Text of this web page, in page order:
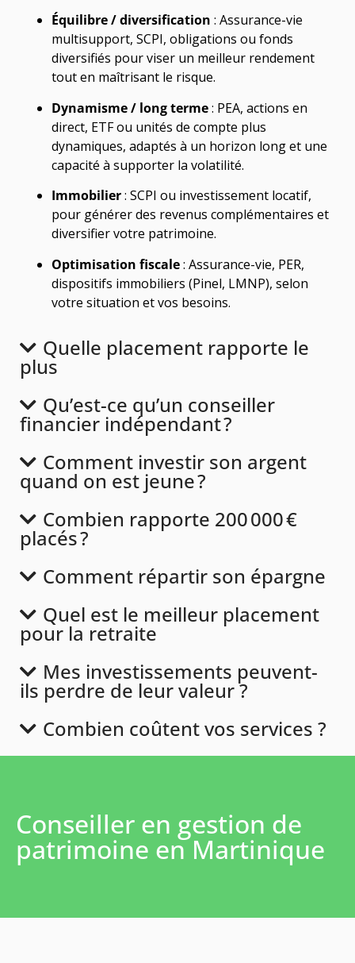
Équilibre / diversification : Assurance-vie
multisupport, SCPI, obligations ou fonds
diversifiés pour viser un meilleur rendement
tout en maîtrisant le risque.
Dynamisme / long terme: PEA, actions en
direct, ETF ou unités de compte plus
dynamiques, adaptés à un horizon long et une
capacité à supporter la volatilité.
Immobilier: SCPI ou investissement locatif,
pour générer des revenus complémentaires et
diversifier votre patrimoine.
Optimisation fiscale: Assurance-vie, PER,
dispositifs immobiliers (Pinel, LMNP), selon
votre situation et vos besoins.
Quelle placement rapporte le
plus
Qu’est-ce qu’un conseiller
financier indépendant ?
Comment investir son argent
quand on est jeune ?
Combien rapporte 200 000 €
placés ?
Comment répartir son épargne
Quel est le meilleur placement
pour la retraite
Mes investissements peuvent-
ils perdre de leur valeur ?
Combien coûtent vos services ?
Conseiller en gestion de
patrimoine en Martinique